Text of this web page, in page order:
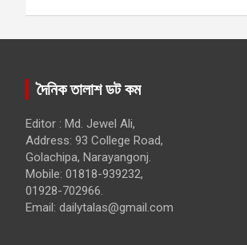
দৈনিক তালাশ ডট কম
Editor : Md. Jewel Ali,
Address: 93 College Road,
Golachipa, Narayangonj.
Mobile: 01818-939232,
01928-702966.
Email: dailytalas@gmail.com